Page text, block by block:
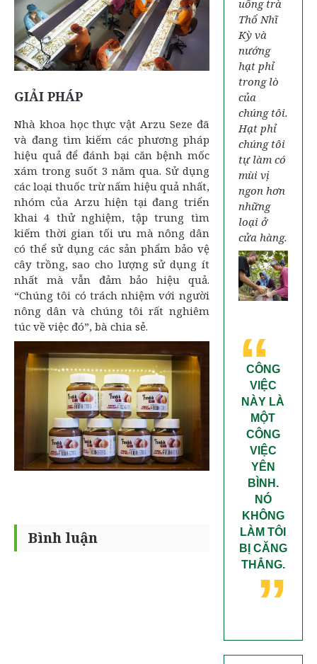
GIẢI PHÁP
Nhà khoa học thực vật Arzu Seze đã
và đang tìm kiếm các phương pháp
hiệu quả để đánh bại căn bệnh mốc
xám trong suốt 3 năm qua. Sử dụng
các loại thuốc trừ nấm hiệu quả nhất,
nhóm của Arzu hiện tại đang triển
khai 4 thử nghiệm, tập trung tìm
kiếm thời gian tối ưu mà nông dân
có thể sử dụng các sản phẩm bảo vệ
cây trồng, sao cho lượng sử dụng ít
nhất mà vẫn đảm bảo hiệu quả.
“Chúng tôi có trách nhiệm với người
nông dân và chúng tôi rất nghiêm
túc về việc đó”, bà chia sẻ.
Bình luận
uống trà
Thổ Nhĩ
Kỳ và
nướng
hạt phỉ
trong lò
của
chúng tôi.
Hạt phỉ
chúng tôi
tự làm có
mùi vị
ngon hơn
những
loại ở
cửa hàng.
“
CÔNG
VIỆC
NÀY LÀ
MỘT
CÔNG
VIỆC
YÊN
BÌNH.
NÓ
KHÔNG
LÀM TÔI
BỊ CĂNG
THẲNG.
„